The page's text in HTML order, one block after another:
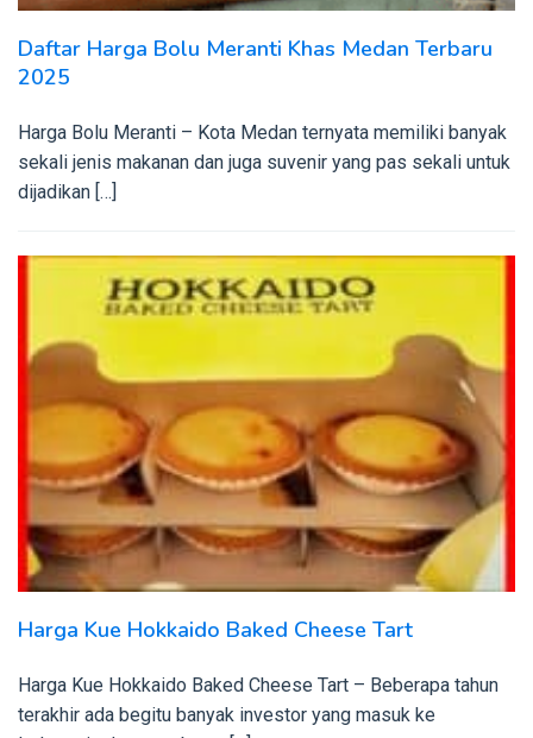
Daftar Harga Bolu Meranti Khas Medan Terbaru
2025
Harga Bolu Meranti – Kota Medan ternyata memiliki banyak
sekali jenis makanan dan juga suvenir yang pas sekali untuk
dijadikan […]
Harga Kue Hokkaido Baked Cheese Tart
Harga Kue Hokkaido Baked Cheese Tart – Beberapa tahun
terakhir ada begitu banyak investor yang masuk ke